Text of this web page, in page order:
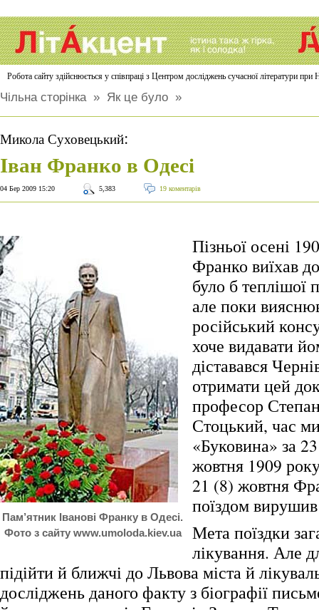
Робота сайту здійснюється у співпраці з Центром досліджень сучасної літератури
Чільна сторінка» Як це було »
Микола Суховецький:
Іван Франко в Одесі
04 Бер 2009 15:20 5,383 19 коментарів
Пам’ятник Іванові Франку в Одесі.
Фото з сайту www.umoloda.kiev.ua
Пізньої осені
Франко виїхав
було б теплішої
але поки
російський
хоче видавати
діставався
отримати цей
професор
Стоцький, час
«Буковина» за
жовтня 1909
21 (8) жовтня
поїздом
Мета поїздки
лікування. Але
підійти й ближчі до Львова міста й
досліджень даного факту з біографії